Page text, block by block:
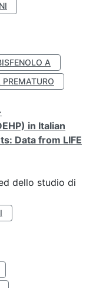
A
in Italian
Data from LIFE
dello studio di